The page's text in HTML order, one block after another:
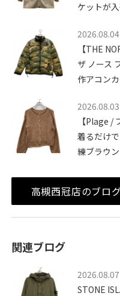
ケットが
2026.08.04
【THE
ザ ノース
作アコン
2026.08.03
【Plage /
着るだけ
練ブラウ
高槻西冠店のブロ
関連ブログ
2026.08.07
STONE